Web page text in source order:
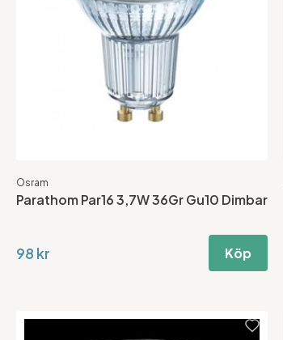
Osram
Parathom Par16 3,7W 36Gr Gu10 Dimbar
98 kr Köp